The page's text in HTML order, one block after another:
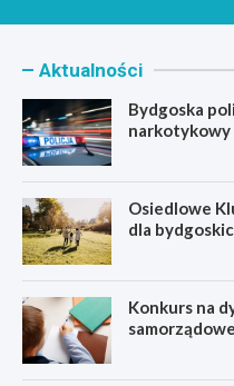
Aktualności
Bydgoska
narkotykowy
Osiedlowe
dla
Konkurs na